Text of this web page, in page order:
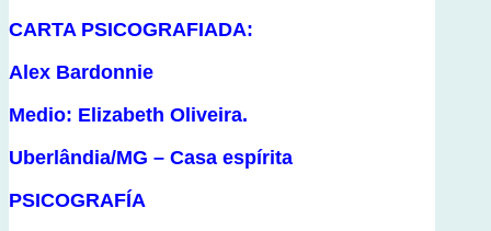
CARTA PSICOGRAFIADA:
Alex Bardonnie
Medio: Elizabeth Oliveira.
Uberlândia/MG – Casa espírita
PSICOGRAFÍA